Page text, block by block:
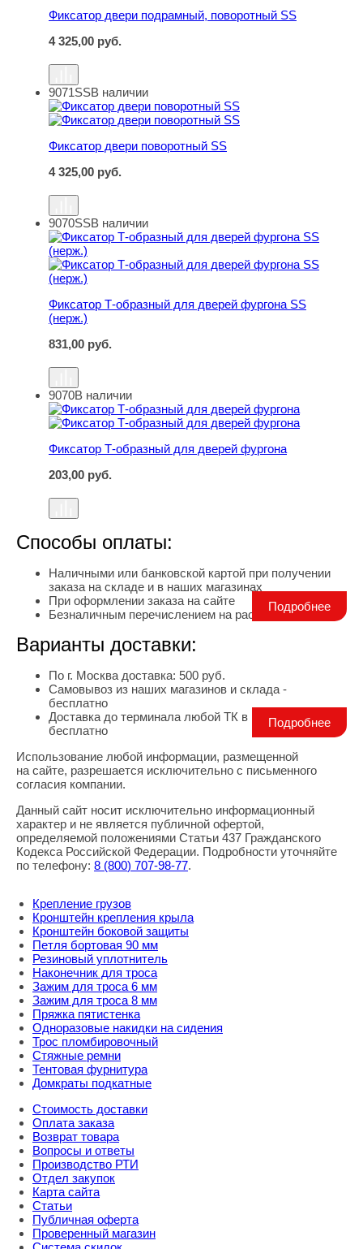
Фиксатор двери подрамный, поворотный SS
4 325,00 руб.
Фиксатор двери поворотный SS
9071SSВ наличии
Фиксатор двери поворотный SS
4 325,00 руб.
Фиксатор Т-образный для дверей фургона SS (нерж.)
9070SSВ наличии
Фиксатор Т-образный для дверей фургона SS
(нерж.)
831,00 руб.
Фиксатор Т-образный для дверей фургона
9070В наличии
Фиксатор Т-образный для дверей фургона
203,00 руб.
Способы оплаты:
Наличными или банковской картой при получении
заказа на складе и в наших магазинах
При оформлении заказа на сайте
Безналичным перечислением на расчетный счет
Подробнее
Варианты доставки:
По г. Москва доставка: 500 руб.
Самовывоз из наших магазинов и склада -
бесплатно
Доставка до терминала любой ТК в г. Москва -
бесплатно
Подробнее
Правовая информация
Использование любой информации, размещенной
на сайте, разрешается исключительно с письменного
согласия компании.
Данный сайт носит исключительно информационный
характер и не является публичной офертой,
определяемой положениями Статьи 437 Гражданского
Кодекса Российской Федерации. Подробности уточняйте
по телефону: 8 (800) 707-98-77.
Крепление грузов
Кронштейн крепления крыла
Кронштейн боковой защиты
Петля бортовая 90 мм
Резиновый уплотнитель
Наконечник для троса
Зажим для троса 6 мм
Зажим для троса 8 мм
Пряжка пятистенка
Одноразовые накидки на сидения
Трос пломбировочный
Стяжные ремни
Тентовая фурнитура
Домкраты подкатные
Стоимость доставки
Оплата заказа
Возврат товара
Вопросы и ответы
Производство РТИ
Отдел закупок
Карта сайта
Статьи
Публичная оферта
Проверенный магазин